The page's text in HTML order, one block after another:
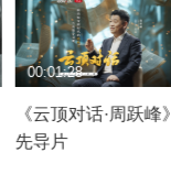
《云顶对话·周跃峰》
先导片
00:01:28